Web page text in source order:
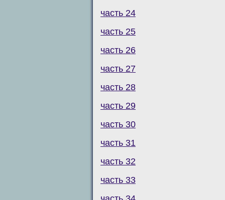
часть 24
часть 25
часть 26
часть 27
часть 28
часть 29
часть 30
часть 31
часть 32
часть 33